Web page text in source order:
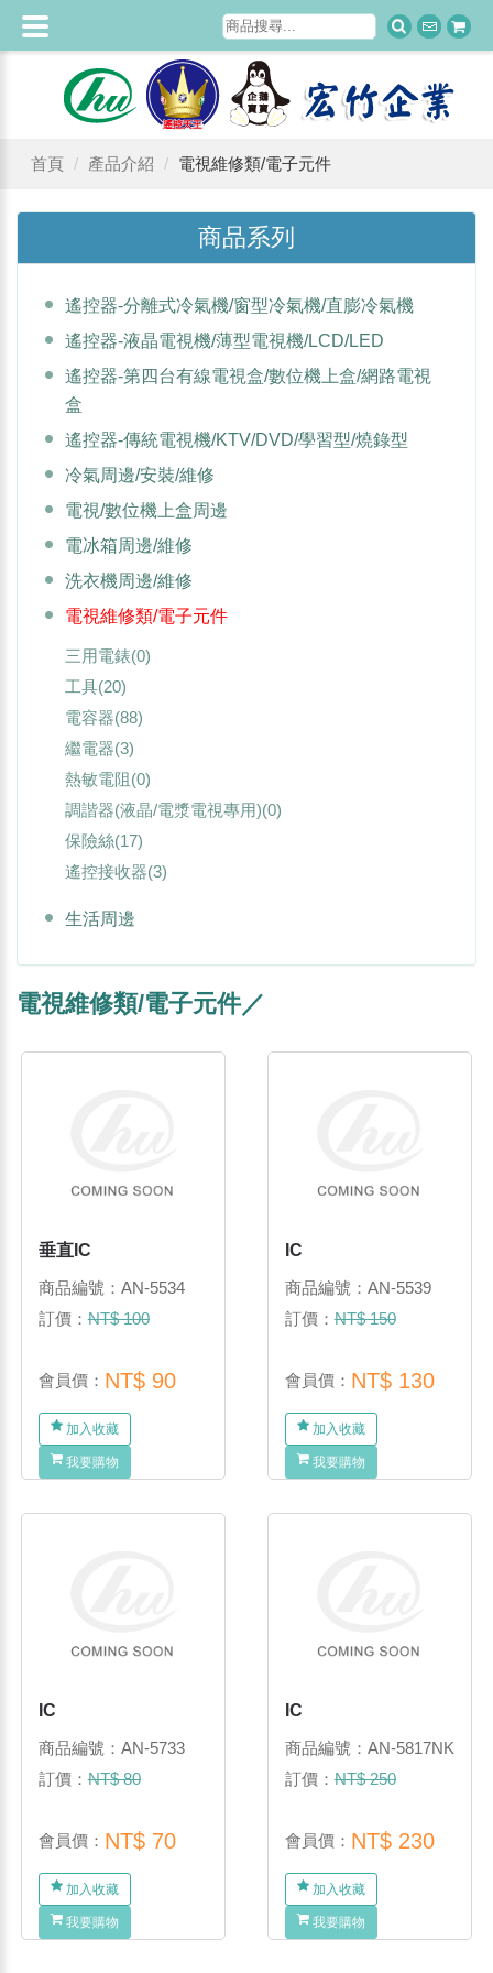
首頁 產品介紹 電視維修類/電子元件
商品系列
遙控器-分離式冷氣機/窗型冷氣機/直膨冷氣機
遙控器-液晶電視機/薄型電視機/LCD/LED
遙控器-第四台有線電視盒/數位機上盒/網路電視
盒
遙控器-傳統電視機/KTV/DVD/學習型/燒錄型
冷氣周邊/安裝/維修
電視/數位機上盒周邊
電冰箱周邊/維修
洗衣機周邊/維修
電視維修類/電子元件
三用電錶(0)
工具(20)
電容器(88)
繼電器(3)
熱敏電阻(0)
調諧器(液晶/電漿電視專用)(0)
保險絲(17)
遙控接收器(3)
生活周邊
電視維修類/電子元件／
垂直IC
商品編號：AN-5534
訂價：NT$ 100
會員價： NT$ 90
加入收藏
我要購物
IC
商品編號：AN-5539
訂價：NT$ 150
會員價： NT$ 130
加入收藏
我要購物
IC
商品編號：AN-5733
訂價：NT$ 80
會員價： NT$ 70
加入收藏
我要購物
IC
商品編號：AN-5817NK
訂價：NT$ 250
會員價： NT$ 230
加入收藏
我要購物